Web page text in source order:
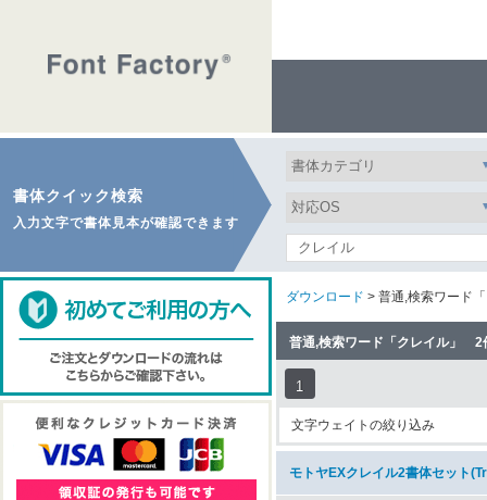
書体クイック検索
入力文字で書体見本が確認できます
ダウンロード > 普通,検索ワード
普通,検索ワード「クレイル」 2
1
文字ウェイトの絞り込み
モトヤEXクレイル2書体セット